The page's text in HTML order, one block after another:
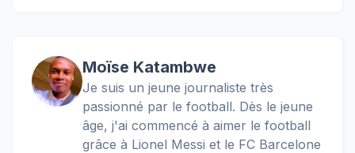
Moïse Katambwe
Je suis un jeune journaliste très
passionné par le football. Dès le jeune
âge, j'ai commencé à aimer le football
grâce à Lionel Messi et le FC Barcelone